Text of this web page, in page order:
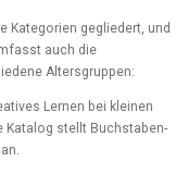
Kategorien gegliedert, und
auch die
Altersgruppen:
Lernen bei kleinen
Katalog stellt Buchstaben-